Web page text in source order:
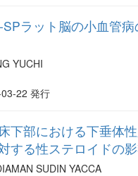
ラット脳の小血管
YUCHI
22 発行
下部における下垂体
する性ステロイドの
SUDIN YACCA